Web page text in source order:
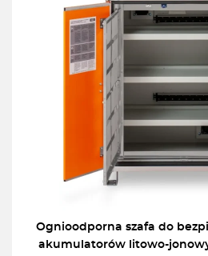
Ognioodporna szafa do
akumulatorów litowo-